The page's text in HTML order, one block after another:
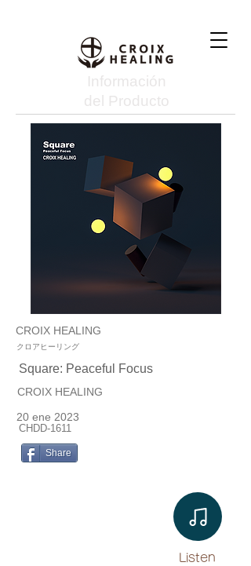
Información
del Producto
CROIX HEALING
クロアヒーリング
Square: Peaceful Focus
CROIX HEALING
20 ene 2023
CHDD-1611
Share
Listen​